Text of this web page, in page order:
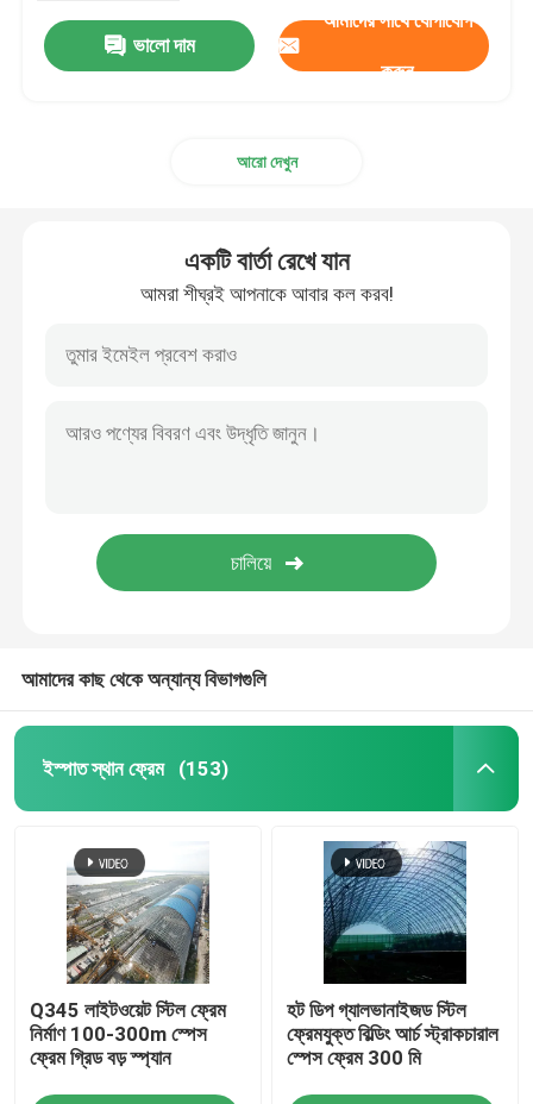
ভালো দাম
আমাদের সাথে যোগাযোগ
করুন
আরো দেখুন
একটি বার্তা রেখে যান
আমরা শীঘ্রই আপনাকে আবার কল করব!
আমাদের কাছ থেকে অন্যান্য বিভাগগুলি
ইস্পাত স্থান ফ্রেম (153)
Q345 লাইটওয়েট স্টিল ফ্রেম
নির্মাণ 100-300m স্পেস
ফ্রেম গ্রিড বড় স্প্যান
হট ডিপ গ্যালভানাইজড স্টিল
ফ্রেমযুক্ত বিল্ডিং আর্চ স্ট্রাকচারাল
স্পেস ফ্রেম 300 মি